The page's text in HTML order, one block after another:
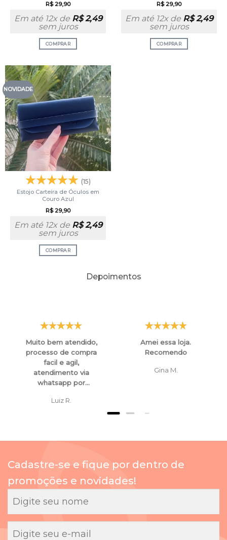
R$29,90
Em até 12x de R$2,49
sem juros
COMPRAR
R$29,90
Em até 12x de R$2,49
sem juros
COMPRAR
NOVIDADE
(15)
Estojo Carteira de Óculos em
Couro Azul
R$29,90
Em até 12x de R$2,49
sem juros
COMPRAR
Depoimentos
Muito bem atendido,
processo de compra
facil e agil,
atendimento via
whatsapp por
atenciosos e
mesmo para
compras.
Luiz R.
Amei essa loja.
Recomendo
Gina M.
Cadastre-se e fique por dentro de
promoções e novidades!